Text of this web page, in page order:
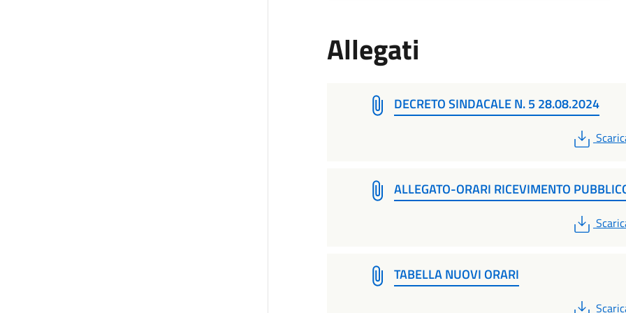
Allegati
DECRETO SINDACALE N. 5 28.08.2024
PDF
ALLEGATO-ORARI RICEVIMENTO
PDF
TABELLA NUOVI ORARI
PDF